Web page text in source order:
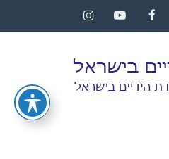
Facebook
YouTube
Instagram